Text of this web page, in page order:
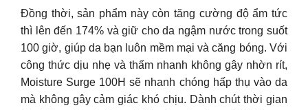
Đồng thời, sản phẩm này còn tăng cường độ ẩm tức
thì lên đến 174% và giữ cho da ngậm nước trong suốt
100 giờ, giúp da bạn luôn mềm mại và căng bóng. Với
công thức dịu nhẹ và thấm nhanh không gây nhờn rít,
Moisture Surge 100H sẽ nhanh chóng hấp thụ vào da
mà không gây cảm giác khó chịu. Dành chút thời gian